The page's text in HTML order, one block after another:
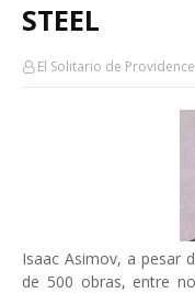
STEEL
El Solitario de Providence
Isaac Asimov, a pesar
de 500 obras, entre